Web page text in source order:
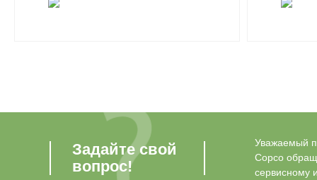
Задайте свой
вопрос!
Уважаемый
Copco
сервисному